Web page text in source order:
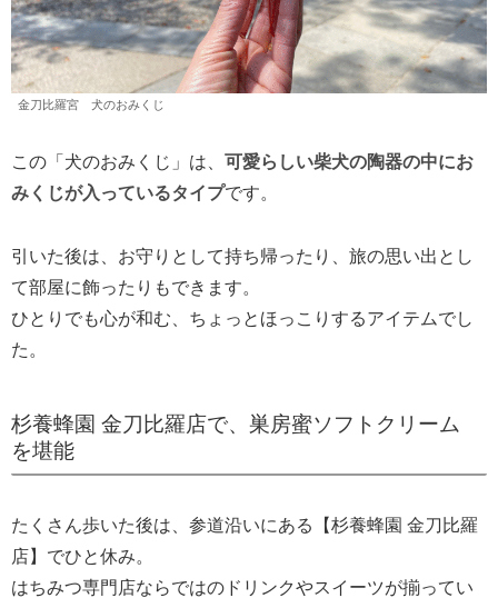
金刀比羅宮 犬のおみくじ
この「犬のおみくじ」は、 可愛らしい柴犬の陶器の中にお
みくじが入っているタイプです。
引いた後は、お守りとして持ち帰ったり、旅の思い出とし
て部屋に飾ったりもできます。
ひとりでも心が和む、ちょっとほっこりするアイテムでし
た。
杉養蜂園 金刀比羅店で、巣房蜜ソフトクリーム
を堪能
たくさん歩いた後は、参道沿いにある【杉養蜂園 金刀比羅
店】でひと休み。
はちみつ専門店ならではのドリンクやスイーツが揃ってい